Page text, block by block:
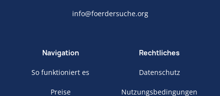
info@foerdersuche.org
Navigation
So funktioniert es
Preise
Rechtliches
Datenschutz
Nutzungsbedingungen